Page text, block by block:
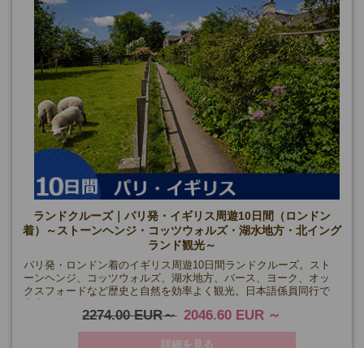
ランドクルーズ｜パリ発・イギリス周遊10日間（ロンドン
着）～ストーンヘンジ・コッツウォルズ・湖水地方・北イング
ランド観光～
パリ発・ロンドン着のイギリス周遊10日間ランドクルーズ。スト
ーンヘンジ、コッツウォルズ、湖水地方、バース、ヨーク、オッ
クスフォードなど歴史と自然を効率よく観光。日本語係員同行で
2274.00 EUR 2046.60 EUR
詳細を見る